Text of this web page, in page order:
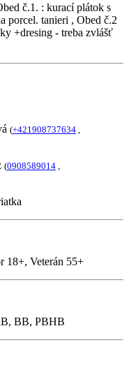
č.1. : kurací plátok s
porcel. tanieri , Obed č.2
+dresing - treba zvlášť
(+421908737634
(0908589014
18+, Veterán 55+
BB, PBHB